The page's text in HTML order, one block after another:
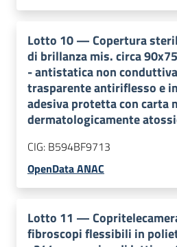
Lotto 10—Copertura
di brillanza mis. circa
- antistatica non
trasparente antiriflesso e
adesiva protetta con carta
dermatologicamente
CIG: B594BF9713
OpenData ANAC
Lotto 11 —
fibroscopi flessibili in